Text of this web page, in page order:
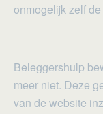
onmogelijk zelf
Beleggershulp
meer niet. Deze
van de website